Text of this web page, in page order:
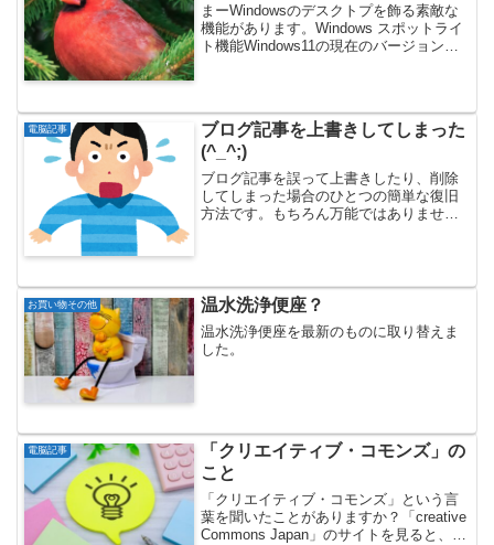
まーWindowsのデスクトプを飾る素敵な
機能があります。Windows スポットライ
ト機能Windows11の現在のバージョンで
電脳記事
ブログ記事を上書きしてしまった
(^_^;)
ブログ記事を誤って上書きしたり、削除
してしまった場合のひとつの簡単な復旧
方法です。もちろん万能ではありませ
お買い物その他 温水洗浄便座？
温水洗浄便座を最新のものに取り替えま
した。
電脳記事
「クリエイティブ・コモンズ」の
こと
「クリエイティブ・コモンズ」という言
葉を聞いたことがありますか？「creative
Commons Japan」のサイトを見ると、